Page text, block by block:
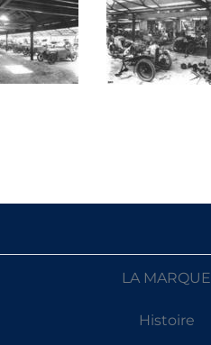
LA MARQUE
Histoire